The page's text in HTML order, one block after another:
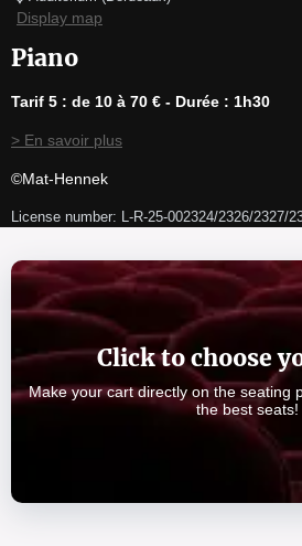
Display map
Piano
Tarif 5 : de 10 à 70 € - Durée : 1h30
> En savoir plus
©Mat-Hennek
License number: L-R-25-002324/2326/2327/
Click to choose
Make your cart directly on the seating
the best seats!